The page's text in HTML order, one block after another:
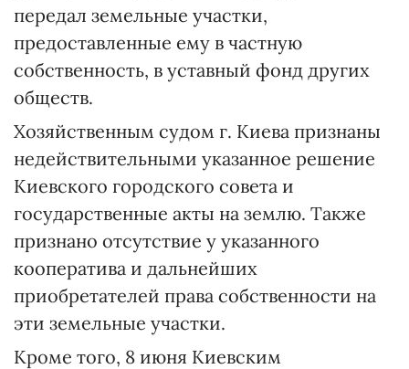
передал земельные участки,
предоставленные ему в частную
собственность, в уставный фонд других
обществ.
Хозяйственным судом г. Киева признаны
недействительными указанное решение
Киевского городского совета и
государственные акты на землю. Также
признано отсутствие у указанного
кооператива и дальнейших
приобретателей права собственности на
эти земельные участки.
Кроме того, 8 июня Киевским